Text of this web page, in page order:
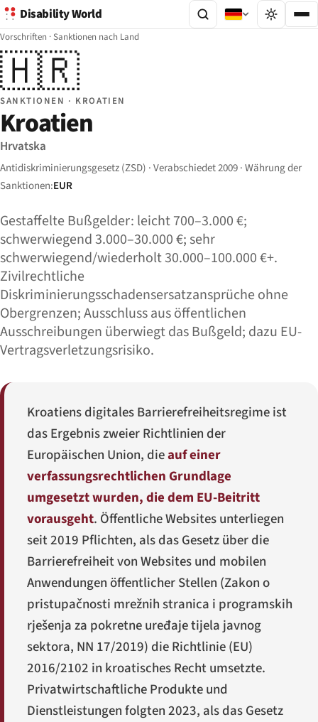
Disability World
Vorschriften ·Sanktionen nach Land
🇭🇷
SANKTIONEN · KROATIEN
Kroatien
Hrvatska
Antidiskriminierungsgesetz (ZSD) · Verabschiedet 2009 · Währung der
Sanktionen:EUR
Gestaffelte Bußgelder: leicht 700–3.000 €;
schwerwiegend 3.000–30.000 €; sehr
schwerwiegend/wiederholt 30.000–100.000 €+.
Zivilrechtliche
Diskriminierungsschadensersatzansprüche ohne
Obergrenzen; Ausschluss aus öffentlichen
Ausschreibungen überwiegt das Bußgeld; dazu EU-
Vertragsverletzungsrisiko.
Kroatiens digitales Barrierefreiheitsregime ist
das Ergebnis zweier Richtlinien der
Europäischen Union, dieauf einer
verfassungsrechtlichen Grundlage
umgesetzt wurden, die dem EU-Beitritt
vorausgeht. Öffentliche Websites unterliegen
seit 2019 Pflichten, als das Gesetz über die
Barrierefreiheit von Websites und mobilen
Anwendungen öffentlicher Stellen (Zakon o
pristupačnosti mrežnih stranica i programskih
rješenja za pokretne uređaje tijela javnog
sektora, NN 17/2019) die Richtlinie (EU)
2016/2102 in kroatisches Recht umsetzte.
Privatwirtschaftliche Produkte und
Dienstleistungen folgten 2023, als das Gesetz